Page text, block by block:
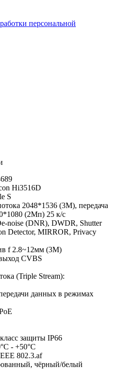
персональной
Hi3516D
S
2048*1536 (3M), передача
(2Мп) 25 к/с
noise (DNR), DWDR, Shutter
Detector, MIRROR, Privacy
f 2.8~12мм (3М)
CVBS
(Triple Stream):
данных в режимах
защиты IP66
- +50°C
802.3.af
чёрный/белый